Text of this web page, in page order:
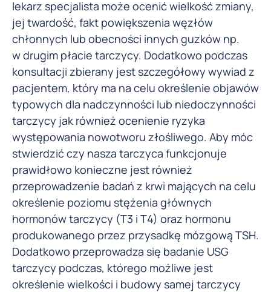
lekarz specjalista może ocenić wielkość zmiany,
jej twardość, fakt powiększenia węzłów
chłonnych lub obecności innych guzków np.
w drugim płacie tarczycy. Dodatkowo podczas
konsultacji zbierany jest szczegółowy wywiad z
pacjentem, który ma na celu określenie objawów
typowych dla nadczynności lub niedoczynności
tarczycy jak również ocenienie ryzyka
występowania nowotworu złośliwego. Aby móc
stwierdzić czy nasza tarczyca funkcjonuje
prawidłowo konieczne jest również
przeprowadzenie badań z krwi mających na celu
określenie poziomu stężenia głównych
hormonów tarczycy (T3 i T4) oraz hormonu
produkowanego przez przysadkę mózgową TSH.
Dodatkowo przeprowadza się badanie USG
tarczycy podczas, którego możliwe jest
określenie wielkości i budowy samej tarczycy